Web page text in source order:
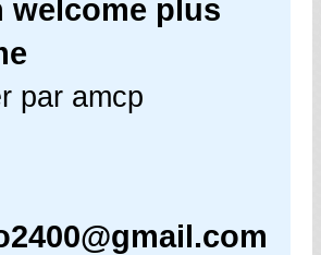
welcome plus
par amcp